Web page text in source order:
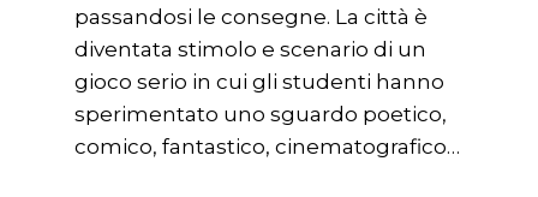
passandosi le consegne. La città è
diventata stimolo e scenario di un
gioco serio in cui gli studenti hanno
sperimentato uno sguardo poetico,
comico, fantastico, cinematografico…